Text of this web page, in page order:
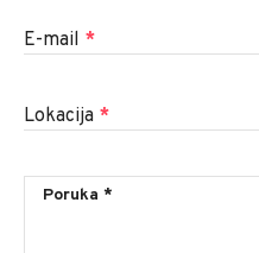
E-mail *
Lokacija *